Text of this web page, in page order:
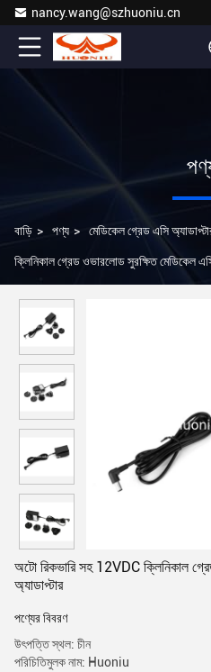
nancy.wang@szhuoniu.cn
বাড়ি > পণ্য > মেডিকেল গ্রেড এসি
ক্লিনিকাল গ্রেড ওভারলোড সুরক্ষিত মেডিকেল
অটো রিকভারি সহ 12VDC ক্লিনিকাল
অ্যাডাপ্টার
পণ্যের বিবরণ
উৎপত্তি স্থল: চীন
পরিচিতিমুলক নাম: Huoniu